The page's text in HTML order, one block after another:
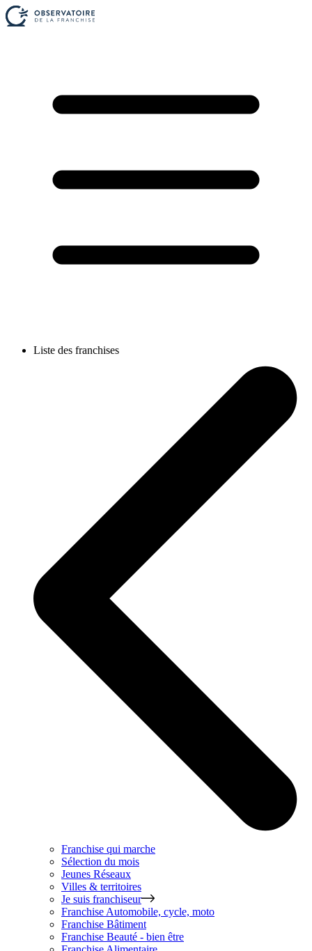
Liste des franchises
Franchise qui marche
Sélection du mois
Jeunes Réseaux
Villes & territoires
Je suis franchiseur
Franchise Automobile, cycle, moto
Franchise Bâtiment
Franchise Beauté - bien être